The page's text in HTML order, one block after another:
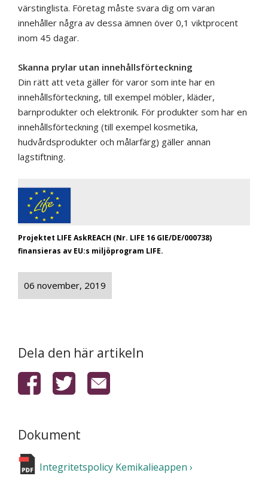
värstinglista. Företag måste svara dig om varan
innehåller några av dessa ämnen över 0,1 viktprocent
inom 45 dagar.
Skanna prylar utan innehållsförteckning
Din rätt att veta gäller för varor som inte har en
innehållsförteckning, till exempel möbler, kläder,
barnprodukter och elektronik. För produkter som har en
innehållsförteckning (till exempel kosmetika,
hudvårdsprodukter och målarfärg) gäller annan
lagstiftning.
Projektet LIFE AskREACH (Nr. LIFE 16 GIE/DE/000738)
finansieras av EU:s miljöprogram LIFE.
06 november, 2019
Dela den här artikeln
Dokument
Integritetspolicy Kemikalieappen